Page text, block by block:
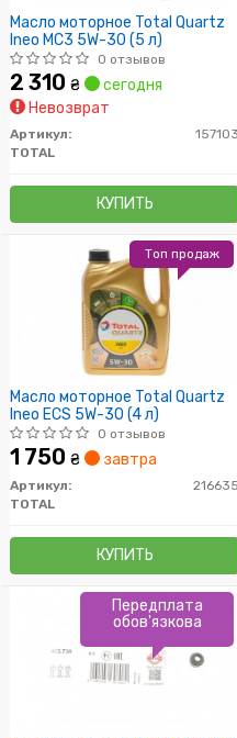
Масло моторное Total Quartz
Ineo MC3 5W-30 (5 л)
0 отзывов
2 310 ₴
сегодня
Невозврат
Артикул:
157103
TOTAL
КУПИТЬ
Масло моторное Total Quartz
Ineo ECS 5W-30 (4 л)
0 отзывов
1 750 ₴ завтра
Артикул:
216635
TOTAL
КУПИТЬ
Топ продаж
Передплата
обов'язкова